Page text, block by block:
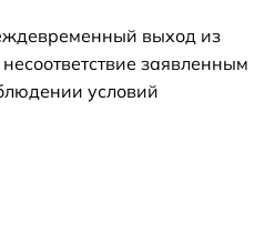
выход из
заявленным
условий